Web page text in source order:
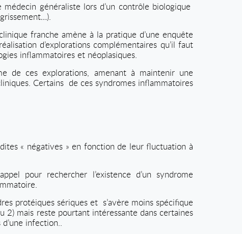
généraliste lors d’un contrôle biologique
franche amène à la pratique d’une enquête
d’explorations complémentaires qu’il faut
inflammatoires et néoplasiques.
de ces explorations, amenant à maintenir une
Certains de ces syndromes inflammatoires
« négatives » en fonction de leur fluctuation à
pour rechercher l’existence d’un syndrome
protéiques sériques et s’avère moins spécifique
mais reste pourtant intéressante dans certaines
infection..